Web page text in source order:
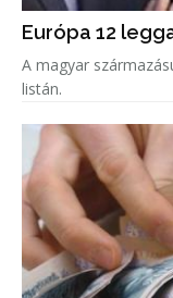
Európa 12
A magyar
listán.